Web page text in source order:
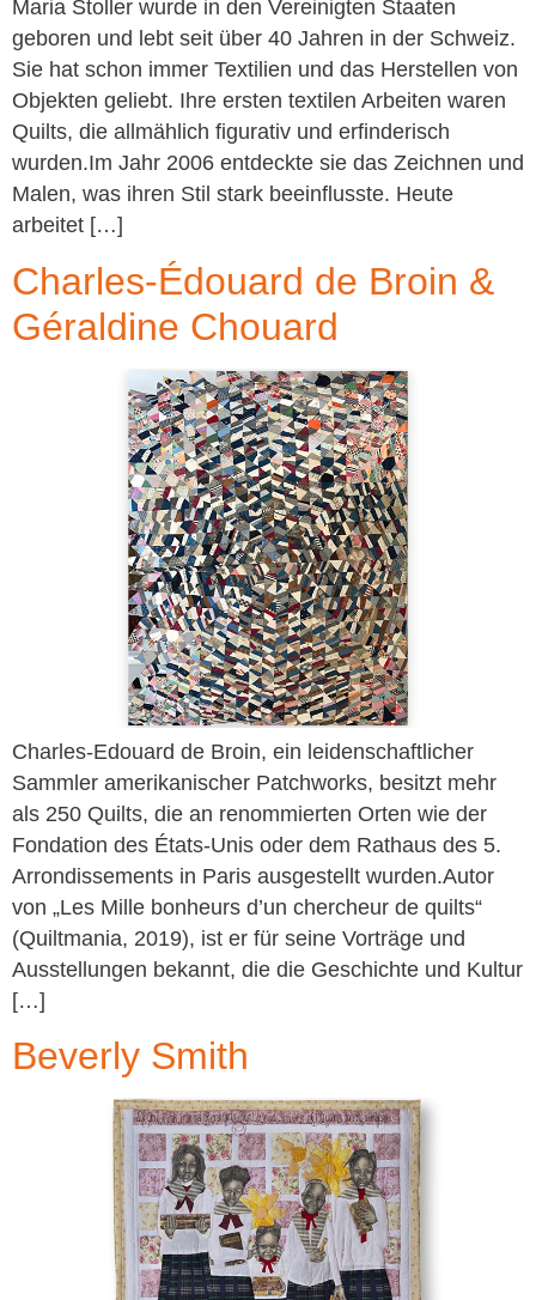
Maria Stoller wurde in den Vereinigten Staaten
geboren und lebt seit über 40 Jahren in der Schweiz.
Sie hat schon immer Textilien und das Herstellen von
Objekten geliebt. Ihre ersten textilen Arbeiten waren
Quilts, die allmählich figurativ und erfinderisch
wurden.Im Jahr 2006 entdeckte sie das Zeichnen und
Malen, was ihren Stil stark beeinflusste. Heute
arbeitet […]
Charles-Édouard de Broin &
Géraldine Chouard
Charles-Edouard de Broin, ein leidenschaftlicher
Sammler amerikanischer Patchworks, besitzt mehr
als 250 Quilts, die an renommierten Orten wie der
Fondation des États-Unis oder dem Rathaus des 5.
Arrondissements in Paris ausgestellt wurden.Autor
von „Les Mille bonheurs d’un chercheur de quilts“
(Quiltmania, 2019), ist er für seine Vorträge und
Ausstellungen bekannt, die die Geschichte und Kultur
[…]
Beverly Smith